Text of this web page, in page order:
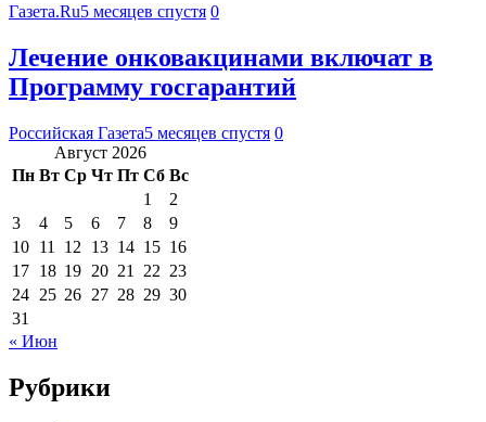
Газета.Ru5 месяцев спустя 0
Лечение онковакцинами включат в
Программу госгарантий
Российская Газета5 месяцев спустя 0
Август 2026
Пн Вт Ср Чт Пт Сб Вс
1
2
3
4 5 6 7 8
9
10 11 12 13 14 15 16
17 18 19 20 21 22 23
24 25 26 27 28 29 30
31
« Июн
Рубрики